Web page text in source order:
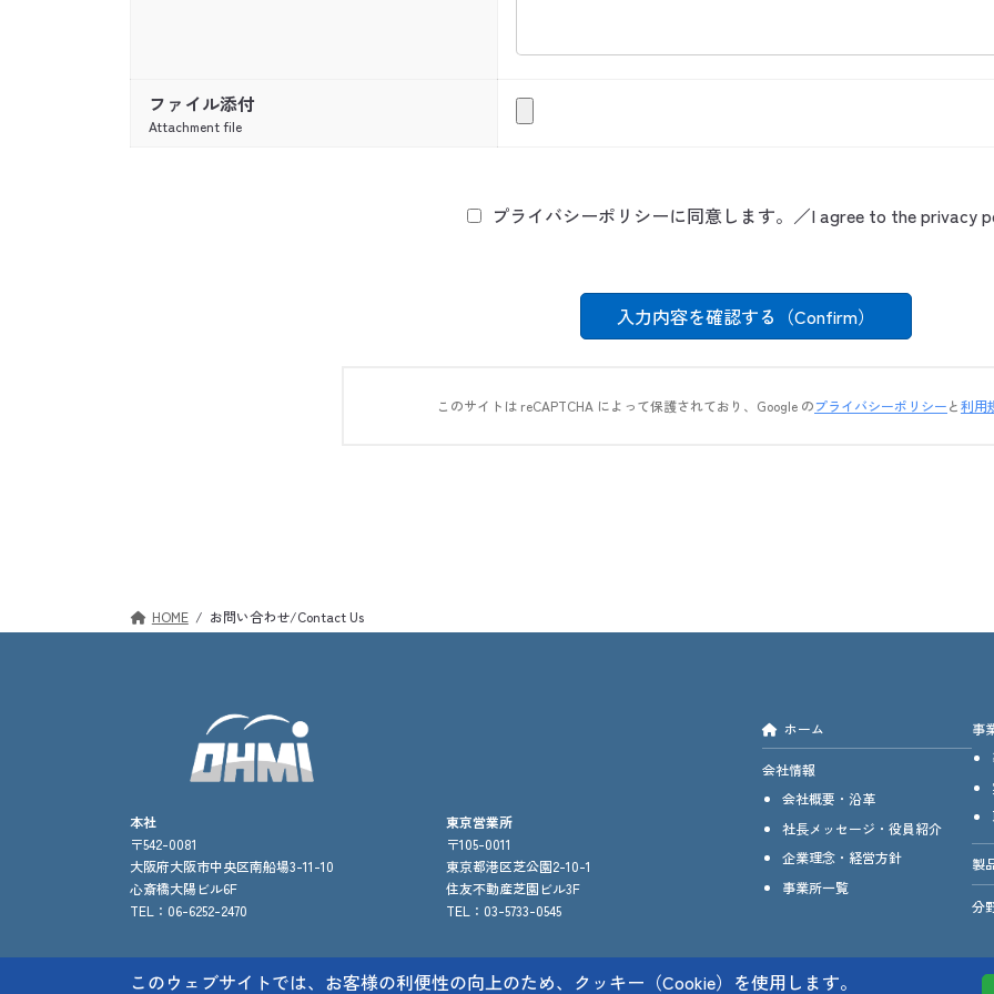
ファイル添付
Attachment file
プライバシーポリシーに同意します。／I agree to the privacy
このサイトは reCAPTCHA によって保護されており、Google のプライバシーポリシーと利用
HOME お問い合わせ/Contact Us
本社
〒542-0081
大阪府大阪市中央区南船場3-11-10
心斎橋大陽ビル6F
TEL：06-6252-2470
東京営業所
〒105-0011
東京都港区芝公園2-10-1
住友不動産芝園ビル3F
TEL：03-5733-0545
ホーム
会社情報
会社概要・沿革
社長メッセージ・役員紹介
企業理念・経営方針
事業所一覧
事
製
分
このウェブサイトでは、お客様の利便性の向上のため、クッキー（Cookie）を使用します。